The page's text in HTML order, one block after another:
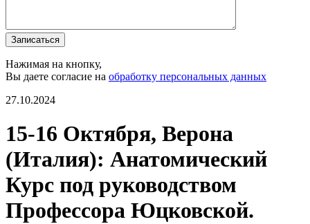
Записаться
Нажимая на кнопку,
Вы даете согласие на обработку персональных данных
27.10.2024
15-16 Октября, Верона
(Италия): Анатомический
Курс под руководством
Профессора Юцковской.